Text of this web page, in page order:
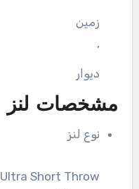
زمین
,
دیوار
مشخصات لنز
نوع لنز
Ultra Short Throw